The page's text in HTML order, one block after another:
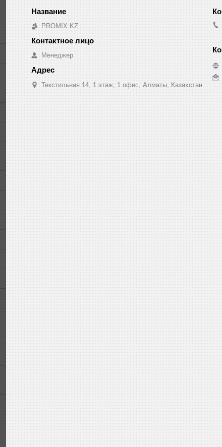
PROMIX KZ
Менеджер
Текстильная 14, 1 этаж, 1 офис, Алматы, Казахстан